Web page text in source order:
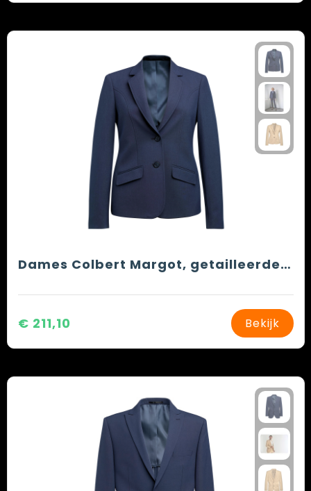
Dames Colbert Margot, getailleerde snit
€ 211,10 Bekijk